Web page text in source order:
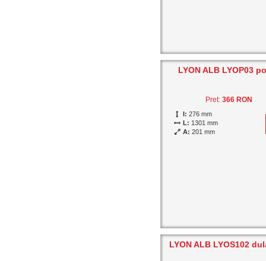
LYON ALB LYOP03
Pret:366 RON
I: 276 mm
L: 1301 mm
A: 201 mm
LYON ALB LYOS102